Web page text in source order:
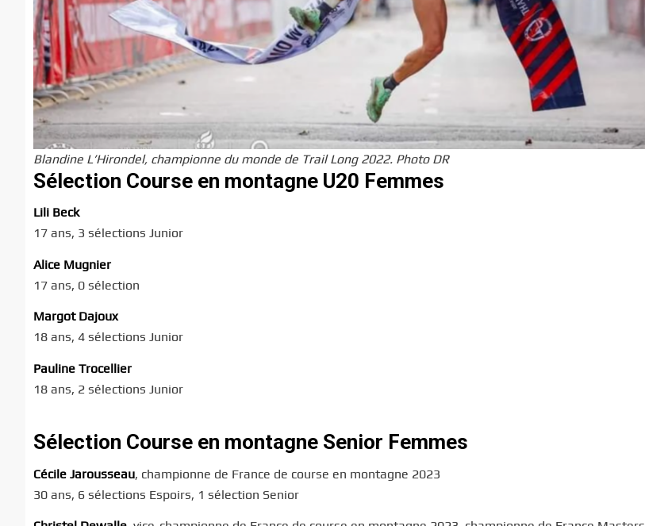
Blandine L’Hirondel, championne du monde de Trail Long 2022. Photo DR
Sélection Course en montagne U20 Femmes
Lili Beck
17 ans, 3 sélections Junior
Alice Mugnier
17 ans, 0 sélection
Margot Dajoux
18 ans, 4 sélections Junior
Pauline Trocellier
18 ans, 2 sélections Junior
Sélection Course en montagne Senior Femmes
Cécile Jarousseau, championne de France de course en montagne 2023
30 ans, 6 sélections Espoirs, 1 sélection Senior